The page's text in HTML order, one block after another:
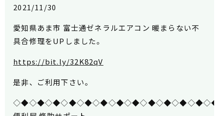
2021/11/30
愛知県あま市 富士通ゼネラルエアコン 暖まらない不
具合修理をUPしました。
https://bit.ly/32K82qV
是非、ご利用下さい。